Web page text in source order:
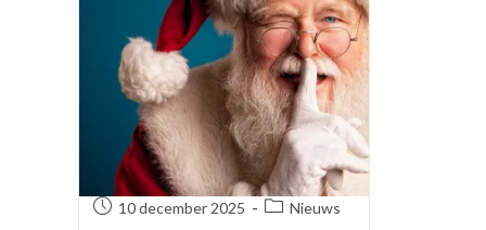
10 december 2025 Nieuws